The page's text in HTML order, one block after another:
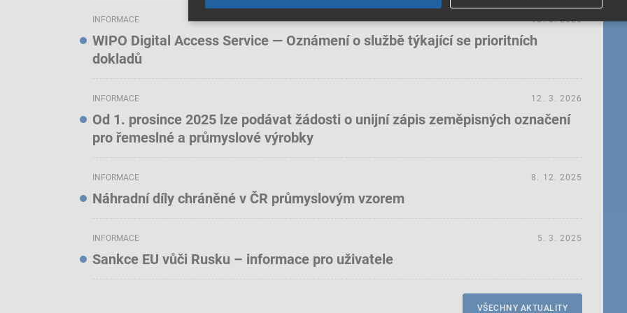
INFORMACE
WIPO Digital Access Service — Oznámení o službě týkající se prioritních
dokladů
18. 5. 2026
INFORMACE
Od 1. prosince 2025 lze podávat žádosti o unijní zápis zeměpisných označení
pro řemeslné a průmyslové výrobky
12. 3. 2026
INFORMACE
Náhradní díly chráněné v ČR průmyslovým vzorem
8. 12. 2025
INFORMACE
Sankce EU vůči Rusku – informace pro uživatele
5. 3. 2025
VŠECHNY AKTUALITY